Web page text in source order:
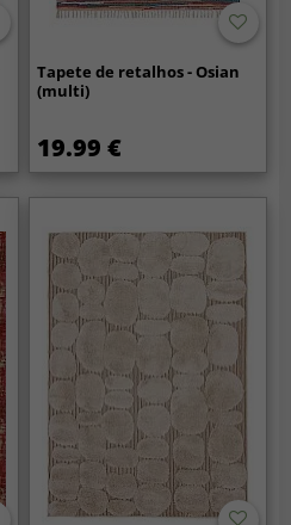
Tapete de retalhos - Osian
(multi)
19.99 €